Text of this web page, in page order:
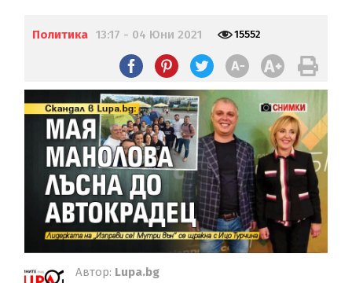
Политика 13:17 - 04 Юни 2021 15552
Автор: Lupa.bg